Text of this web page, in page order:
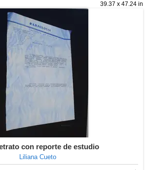
39.37 x 47.24 in
con reporte de estudio
Liliana Cueto